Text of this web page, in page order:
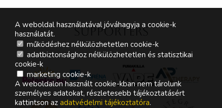
Supporters
A weboldal használatával jóváhagyja a cookie-k
használatát.
működéshez nélkülözhetetlen cookie-k
adatbiztonsághoz nélkülözhetetlen és statisztikai
cookie-k
marketing cookie-k
A weboldalon használt cookie-kban nem tárolunk
személyes adatokat, részletesebb tájékoztatásért
kattintson az adatvédelmi tájékoztatóra.